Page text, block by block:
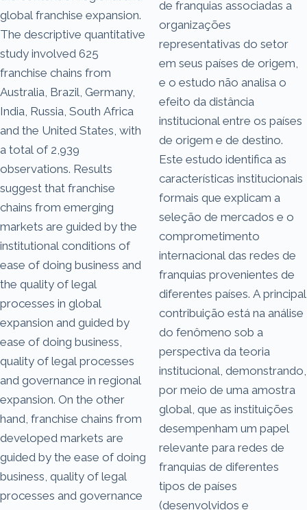
global franchise expansion.
The descriptive quantitative
study involved 625
franchise chains from
Australia, Brazil, Germany,
India, Russia, South Africa
and the United States, with
a total of 2,939
observations. Results
suggest that franchise
chains from emerging
markets are guided by the
institutional conditions of
ease of doing business and
the quality of legal
processes in global
expansion and guided by
ease of doing business,
quality of legal processes
and governance in regional
expansion. On the other
hand, franchise chains from
developed markets are
guided by the ease of doing
business, quality of legal
processes and governance
de franquias associadas a
organizações
representativas do setor
em seus países de origem,
e o estudo não analisa o
efeito da distância
institucional entre os países
de origem e de destino.
Este estudo identifica as
características institucionais
formais que explicam a
seleção de mercados e o
comprometimento
internacional das redes de
franquias provenientes de
diferentes países. A principal
contribuição está na análise
do fenômeno sob a
perspectiva da teoria
institucional, demonstrando,
por meio de uma amostra
global, que as instituições
desempenham um papel
relevante para redes de
franquias de diferentes
tipos de países
(desenvolvidos e